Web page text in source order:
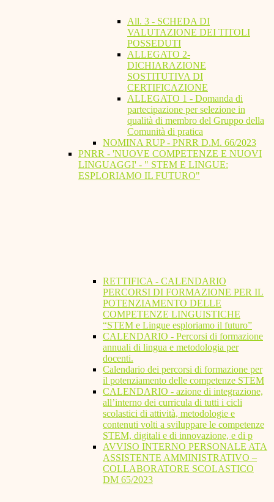
All. 3 - SCHEDA DI
VALUTAZIONE DEI TITOLI
POSSEDUTI
ALLEGATO 2-
DICHIARAZIONE
SOSTITUTIVA DI
CERTIFICAZIONE
ALLEGATO 1 - Domanda di
partecipazione per selezione in
qualità di membro del Gruppo della
Comunità di pratica
NOMINA RUP - PNRR D.M. 66/2023
PNRR - 'NUOVE COMPETENZE E NUOVI
LINGUAGGI' - " STEM E LINGUE:
ESPLORIAMO IL FUTURO"
RETTIFICA - CALENDARIO
PERCORSI DI FORMAZIONE PER IL
POTENZIAMENTO DELLE
COMPETENZE LINGUISTICHE
“STEM e Lingue esploriamo il futuro”
CALENDARIO - Percorsi di formazione
annuali di lingua e metodologia per
docenti.
Calendario dei percorsi di formazione per
il potenziamento delle competenze STEM
CALENDARIO - azione di integrazione,
all’interno dei curricula di tutti i cicli
scolastici di attività, metodologie e
contenuti volti a sviluppare le competenze
STEM, digitali e di innovazione, e di p
AVVISO INTERNO PERSONALE ATA
ASSISTENTE AMMINISTRATIVO –
COLLABORATORE SCOLASTICO
DM 65/2023